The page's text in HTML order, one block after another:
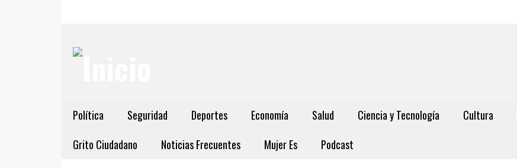
Política Seguridad Deportes Economía Salud Ciencia y Tecnología Cultura
Grito Ciudadano
Noticias Frecuentes Mujer Es Podcast